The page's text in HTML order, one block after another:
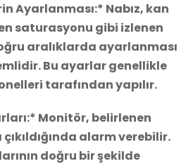
Ayarlanması:* Nabız, kan
saturasyonu gibi izlenen
aralıklarda ayarlanması
Bu ayarlar genellikle
tarafından yapılır.
Monitör, belirlenen
çıkıldığında alarm verebilir.
doğru bir şekilde